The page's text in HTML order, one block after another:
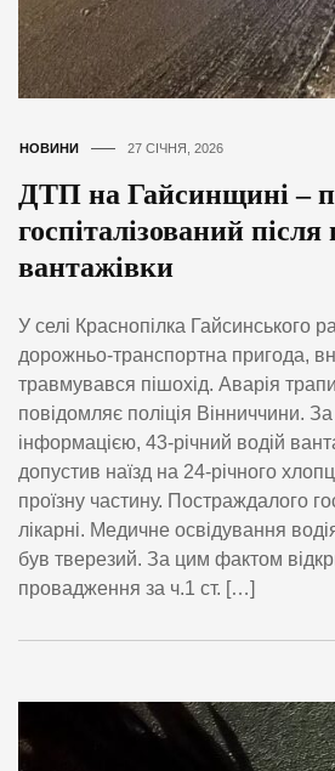
НОВИНИ 27 СІЧНЯ, 2026
ДТП на Гайсинщині –
госпіталізований після
вантажівки
У селі Краснопілка Гайсинського
дорожньо-транспортна пригода,
травмувався пішохід. Аварія
повідомляє поліція Вінниччини.
інформацією, 43-річний водій
допустив наїзд на 24-річного
проїзну частину. Постраждалого
лікарні. Медичне освідування
був тверезий. За цим фактом
провадження за ч.1 ст. […]